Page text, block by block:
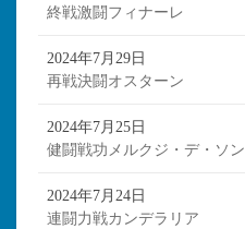
終戦激闘フィナーレ
2024年7月29日
再戦決闘オスターン
2024年7月25日
健闘戦功メルクジ・デ・ソン
2024年7月24日
連闘力戦カンデラリア